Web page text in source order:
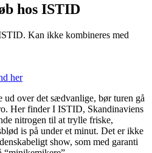
hos ISTID
Kan ikke kombineres med
her
ud over det sædvanlige, bør turen gå
Her finder I ISTID, Skandinaviens
nitrogen til at trylle friske,
is på under et minut. Det er ikke
show, som med garanti